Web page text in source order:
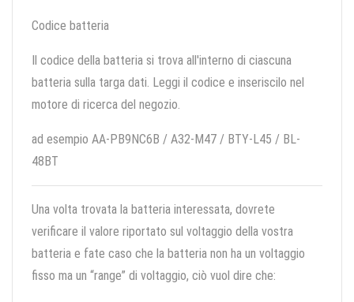
Codice batteria
Il codice della batteria si trova all'interno di ciascuna
batteria sulla targa dati. Leggi il codice e inseriscilo nel
motore di ricerca del negozio.
ad esempio AA-PB9NC6B / A32-M47 / BTY-L45 / BL-
48BT
Una volta trovata la batteria interessata, dovrete
verificare il valore riportato sul voltaggio della vostra
batteria e fate caso che la batteria non ha un voltaggio
fisso ma un “range” di voltaggio, ciò vuol dire che: